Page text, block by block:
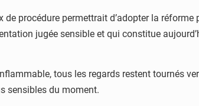
de procédure permettrait d’adopter la
jugée sensible et qui constitue
tous les regards restent tournés
sensibles du moment.